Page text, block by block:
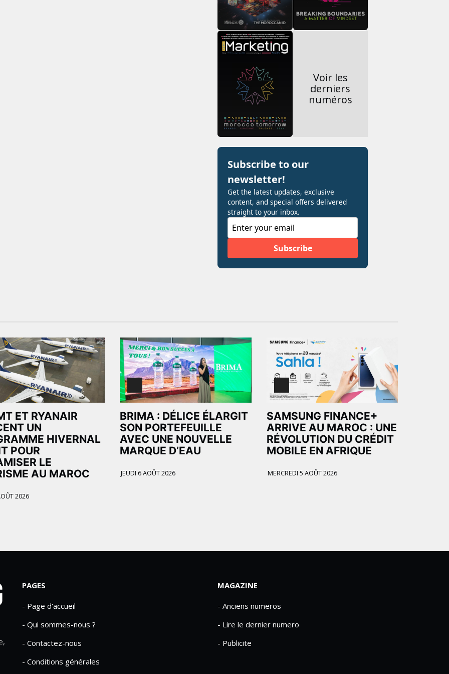
Voir les
derniers
numéros
ET RYANAIR
UN
HIVERNAL
POUR
LE
AU MAROC
2026
BRIMA : DÉLICE ÉLARGIT
SON PORTEFEUILLE
AVEC UNE NOUVELLE
MARQUE D’EAU
JEUDI 6 AOÛT 2026
SAMSUNG FINANCE+
ARRIVE AU MAROC : UNE
RÉVOLUTION DU CRÉDIT
MOBILE EN AFRIQUE
MERCREDI 5 AOÛT 2026
PAGES
- Page d'accueil
- Qui sommes-nous ?
- Contactez-nous
- Conditions générales
MAGAZINE
- Anciens numeros
- Lire le dernier numero
- Publicite